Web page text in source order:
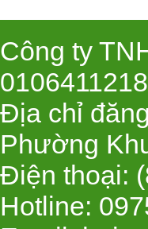
Công ty
Địa chỉ
Phường
Điện thoại:
Hotline: